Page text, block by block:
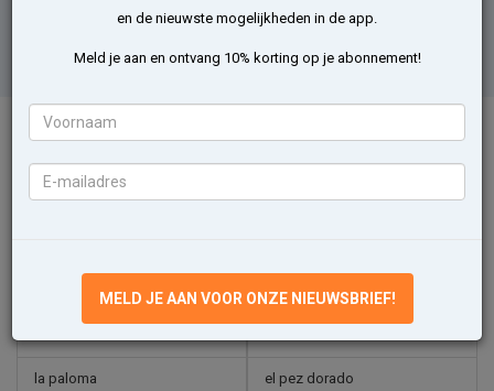
Zie je al die mooie dieren? Welke ken je al? Leer ze allemaal! Leer 19
el hámster
la paloma el pez dorado
en de nieuwste mogelijkheden in de app.
Meld je aan en ontvang 10% korting op je abonnement!
MELD JE AAN VOOR ONZE NIEUWSBRIEF!